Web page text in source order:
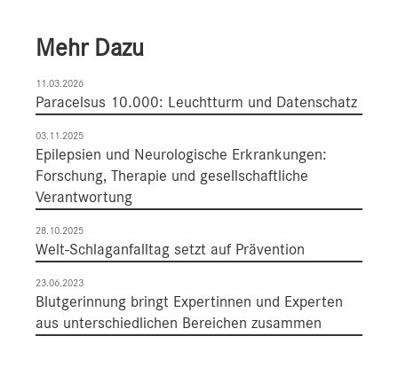
Mehr Dazu
11.03.2026
Paracelsus 10.000: Leuchtturm und Datenschatz
03.11.2025
Epilepsien und Neurologische Erkrankungen:
Forschung, Therapie und gesellschaftliche
Verantwortung
28.10.2025
Welt-Schlaganfalltag setzt auf Prävention
23.06.2023
Blutgerinnung bringt Expertinnen und Experten
aus unterschiedlichen Bereichen zusammen